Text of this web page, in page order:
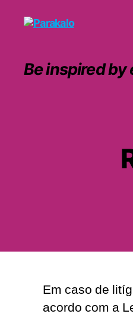
Be inspired
Em caso de
acordo com a